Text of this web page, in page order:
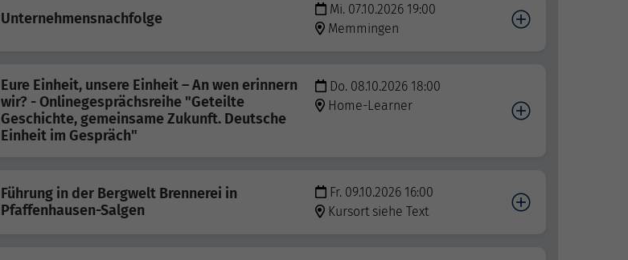
Unternehmensnachfolge
Mi. 07.10.2026 19:00
Memmingen
Eure Einheit, unsere Einheit – An wen erinnern
wir? - Onlinegesprächsreihe "Geteilte
Geschichte, gemeinsame Zukunft. Deutsche
Einheit im Gespräch"
Do. 08.10.2026 18:00
Home-Learner
Führung in der Bergwelt Brennerei in
Pfaffenhausen-Salgen
Fr. 09.10.2026 16:00
Kursort siehe Text